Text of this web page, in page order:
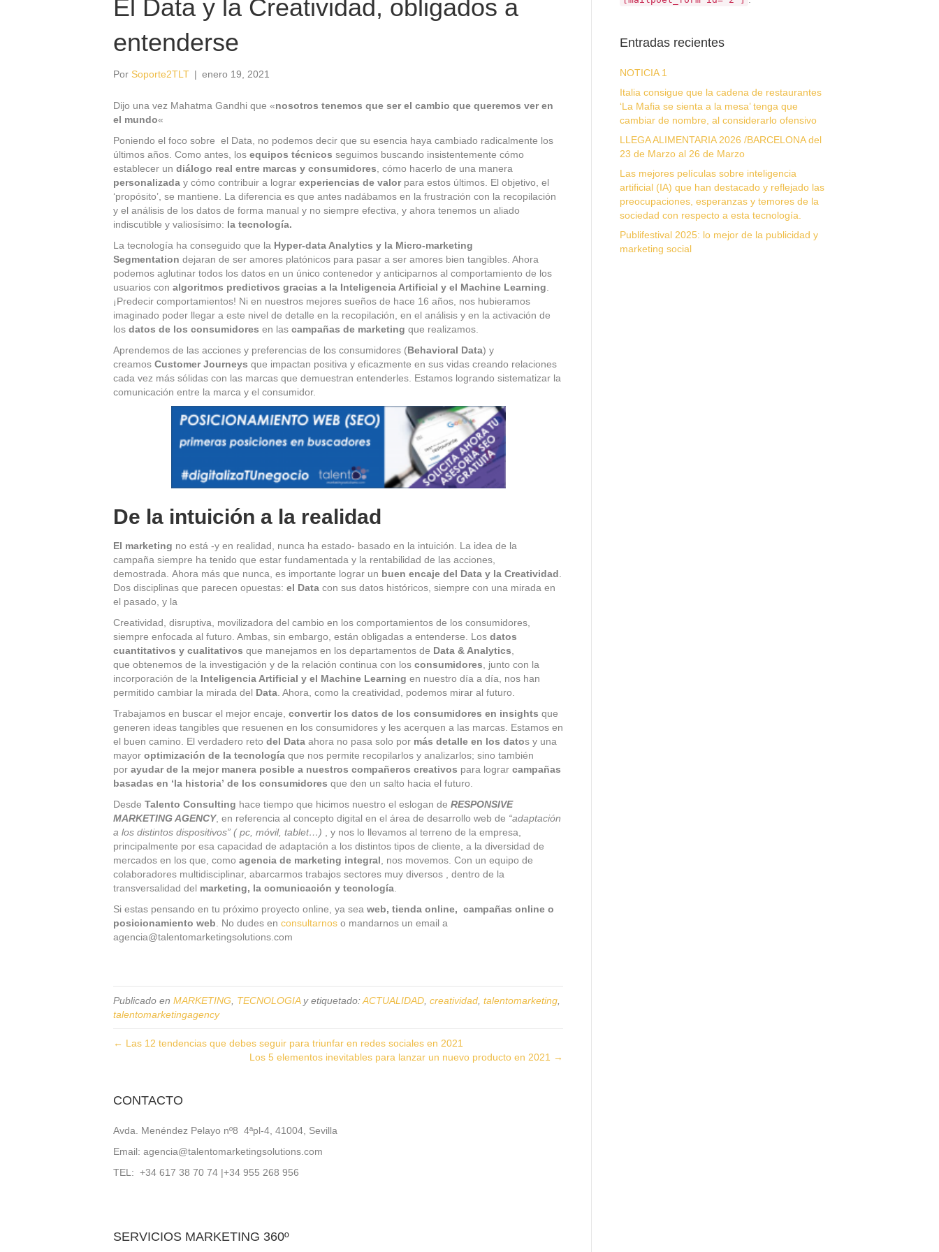
El Data y la Creatividad, obligados a
entenderse
Por Soporte2TLT | enero 19, 2021
Dijo una vez Mahatma Gandhi que «nosotros tenemos que ser el cambio que queremos ver en
el mundo«
Poniendo el foco sobre el Data, no podemos decir que su esencia haya cambiado radicalmente los
últimos años. Como antes, los equipos técnicos seguimos buscando insistentemente cómo
establecer un diálogo real entre marcas y consumidores , cómo hacerlo de una manera
personalizada y cómo contribuir a lograr experiencias de valorpara estos últimos. El objetivo, el
‘propósito’, se mantiene. La diferencia es que antes nadábamos en la frustración con la recopilación
y el análisis de los datos de forma manual y no siempre efectiva, y ahora tenemos un aliado
indiscutible y valiosísimo: la tecnología.
La tecnología ha conseguido que la Hyper-data Analytics y la Micro-marketing
Segmentation dejaran de ser amores platónicos para pasar a ser amores bien tangibles. Ahora
podemos aglutinar todos los datos en un único contenedor y anticiparnos al comportamiento de los
usuarios con algoritmos predictivos gracias a la Inteligencia Artificial y el Machine Learning
¡Predecir comportamientos! Ni en nuestros mejores sueños de hace 16 años, nos hubieramos
imaginado poder llegar a este nivel de detalle en la recopilación, en el análisis y en la activación de
los datos de los consumidores en las campañas de marketing que realizamos.
Aprendemos de las acciones y preferencias de los consumidores (Behavioral Data) y
creamos Customer Journeys que impactan positiva y eficazmente en sus vidas creando relaciones
cada vez más sólidas con las marcas que demuestran entenderles. Estamos logrando sistematizar la
comunicación entre la marca y el consumidor.
De la intuición a la realidad
El marketing no está -y en realidad, nunca ha estado- basado en la intuición. La idea de la
campaña siempre ha tenido que estar fundamentada y la rentabilidad de las acciones,
demostrada. Ahora más que nunca, es importante lograr un buen encaje del Data y la Creatividad
Dos disciplinas que parecen opuestas: el Data con sus datos históricos, siempre con una mirada en
el pasado, y la
Creatividad, disruptiva, movilizadora del cambio en los comportamientos de los consumidores,
siempre enfocada al futuro. Ambas, sin embargo, están obligadas a entenderse. Los datos
cuantitativos y cualitativos que manejamos en los departamentos de Data & Analytics
que obtenemos de la investigación y de la relación continua con los consumidores , junto con la
incorporación de la Inteligencia Artificial y el Machine Learning en nuestro día a día, nos han
permitido cambiar la mirada del Data . Ahora, como la creatividad, podemos mirar al futuro.
Trabajamos en buscar el mejor encaje, convertir los datos de los consumidores en insights que
generen ideas tangibles que resuenen en los consumidores y les acerquen a las marcas. Estamos en
el buen camino. El verdadero reto del Data ahora no pasa solo por más detalle en los datos y una
mayor optimización de la tecnología que nos permite recopilarlos y analizarlos; sino también
por ayudar de la mejor manera posible a nuestros compañeros creativos para lograr campañas
basadas en ‘la historia’ de los consumidores que den un salto hacia el futuro.
Desde Talento Consulting hace tiempo que hicimos nuestro el eslogan de RESPONSIVE
MARKETING AGENCY, en referencia al concepto digital en el área de desarrollo web de “adaptación
a los distintos dispositivos” ( pc, móvil, tablet…) , y nos lo llevamos al terreno de la empresa,
principalmente por esa capacidad de adaptación a los distintos tipos de cliente, a la diversidad de
mercados en los que, como agencia de marketing integral , nos movemos. Con un equipo de
colaboradores multidisciplinar, abarcarmos trabajos sectores muy diversos , dentro de la
transversalidad del marketing, la comunicación y tecnología
Si estas pensando en tu próximo proyecto online, ya sea web, tienda online, campañas online o
posicionamiento web . No dudes en consultarnos o mandarnos un email a
agencia@talentomarketingsolutions.com
Publicado en MARKETING TECNOLOGIAy etiquetado: ACTUALIDAD creatividad talentomarketing
talentomarketingagency
← Las 12 tendencias que debes seguir para triunfar en redes sociales en 2021
Los 5 elementos inevitables para lanzar un nuevo producto en 2021 →
CONTACTO
Avda. Menéndez Pelayo nº8 4ªpl-4, 41004, Sevilla
Email: agencia@talentomarketingsolutions.com
TEL: +34 617 38 70 74 |+34 955 268 956
SERVICIOS MARKETING 360º
Entradas recientes
NOTICIA 1
Italia consigue que la cadena de restaurantes
‘La Mafia se sienta a la mesa’ tenga que
cambiar de nombre, al considerarlo ofensivo
LLEGA ALIMENTARIA 2026 /BARCELONA del
23 de Marzo al 26 de Marzo
Las mejores películas sobre inteligencia
artificial (IA) que han destacado y reflejado las
preocupaciones, esperanzas y temores de la
sociedad con respecto a esta tecnología.
Publifestival 2025: lo mejor de la publicidad y
marketing social